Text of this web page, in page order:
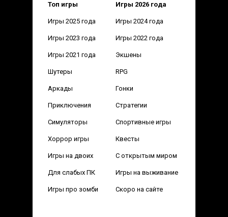
Топ игры Игры 2026 года
Игры 2025 года Игры 2024 года
Игры 2023 года Игры 2022 года
Игры 2021 года Экшены
Шутеры RPG
Аркады Гонки
Приключения Стратегии
Симуляторы Спортивные игры
Хоррор игры Квесты
Игры на двоих С открытым миром
Для слабых ПК Игры на выживание
Игры про зомби Скоро на сайте